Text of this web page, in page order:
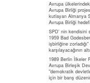
Avrupa
Avrupa Birliği
kutlayan Almanya
Avrupa Birliği
SPD' nin kendisini
1959 Bad
işbirliğine
karşılayacağının
1989 Berlin İlkeler
Avrupa Birleşik
"demokratik
için bir barış